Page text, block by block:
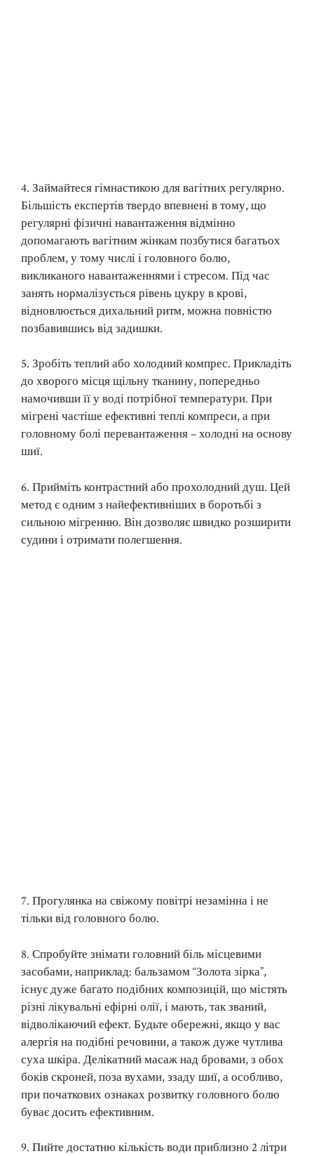
4. Займайтеся гімнастикою для вагітних регулярно.
Більшість експертів твердо впевнені в тому, що
регулярні фізичні навантаження відмінно
допомагають вагітним жінкам позбутися багатьох
проблем, у тому числі і головного болю,
викликаного навантаженнями і стресом. Під час
занять нормалізується рівень цукру в крові,
відновлюється дихальний ритм, можна повністю
позбавившись від задишки.
5. Зробіть теплий або холодний компрес. Прикладіть
до хворого місця щільну тканину, попередньо
намочивши її у воді потрібної температури. При
мігрені частіше ефективні теплі компреси, а при
головному болі перевантаження – холодні на основу
шиї.
6. Прийміть контрастний або прохолодний душ. Цей
метод є одним з найефективніших в боротьбі з
сильною мігренню. Він дозволяє швидко розширити
судини і отримати полегшення.
7. Прогулянка на свіжому повітрі незамінна і не
тільки від головного болю.
8. Спробуйте знімати головний біль місцевими
засобами, наприклад: бальзамом “Золота зірка”,
існує дуже багато подібних композицій, що містять
різні лікувальні ефірні олії, і мають, так званий,
відволікаючий ефект. Будьте обережні, якщо у вас
алергія на подібні речовини, а також дуже чутлива
суха шкіра. Делікатний масаж над бровами, з обох
боків скроней, поза вухами, ззаду шиї, а особливо,
при початкових ознаках розвитку головного болю
буває досить ефективним.
9. Пийте достатню кількість води приблизно 2 літри